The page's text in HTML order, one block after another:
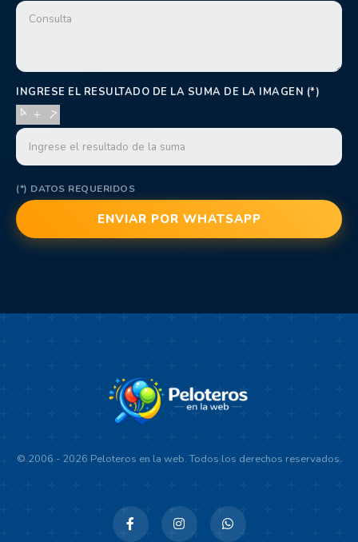
INGRESE EL RESULTADO DE LA SUMA DE LA IMAGEN (*)
(*) DATOS REQUERIDOS
© 2006 - 2026 Peloteros en la web. Todos los derechos reservados.